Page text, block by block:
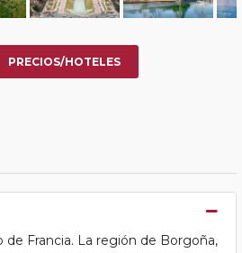
PRECIOS/HOTELES
Francia. La región de Borgoña,